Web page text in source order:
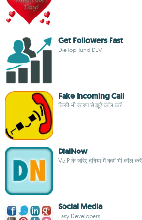
Get Followers Fast
DieTopHund DEV
Fake Incoming Call
किसी भी कारण से झूठे कॉल करें
DialNow
VoIP के जरिए दुनिया में कहीं भी कॉल करें
Social Media
Easy Developers